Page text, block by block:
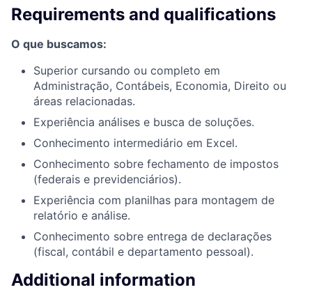
Requirements and qualifications
O que buscamos:
Superior cursando ou completo em
Administração, Contábeis, Economia, Direito ou
áreas relacionadas.
Experiência análises e busca de soluções.
Conhecimento intermediário em Excel.
Conhecimento sobre fechamento de impostos
(federais e previdenciários).
Experiência com planilhas para montagem de
relatório e análise.
Conhecimento sobre entrega de declarações
(fiscal, contábil e departamento pessoal).
Additional information